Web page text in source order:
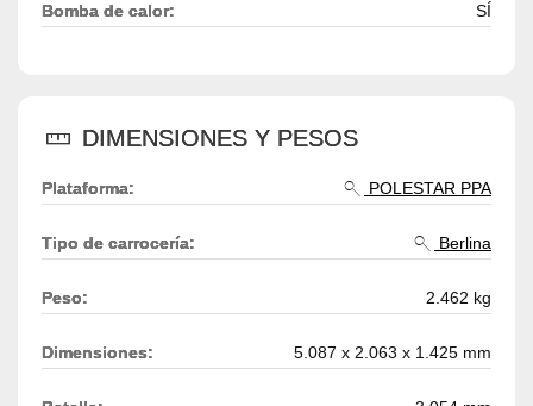
Bomba de calor: SÍ
DIMENSIONES Y PESOS
Plataforma: POLESTAR PPA
Tipo de carrocería: Berlina
Peso: 2.462 kg
Dimensiones: 5.087 x 2.063 x 1.425 mm